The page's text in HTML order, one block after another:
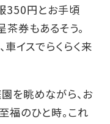
350円とお手頃
券もあるそう。
イスでらくらく来
を眺めながら、お
福のひと時。これ